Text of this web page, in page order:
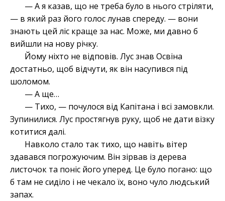
— А я казав, що не треба було в нього стріляти,
— в який раз його голос лунав спереду. — вони
знають цей ліс краще за нас. Може, ми давно б
вийшли на нову річку.
Йому ніхто не відповів. Лус знав Освіна
достатньо, щоб відчути, як він насупився під
шоломом.
— А ще…
— Тихо, — почулося від Капітана і всі замовкли.
Зупинилися. Лус простягнув руку, щоб не дати візку
котитися далі.
Навколо стало так тихо, що навіть вітер
здавався погрожуючим. Він зірвав із дерева
листочок та поніс його уперед. Це було погано: що
б там не сиділо і не чекало їх, воно чуло людський
запах.